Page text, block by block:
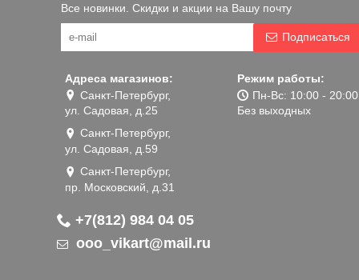
Все новинки. Скидки и акции на Вашу почту
Подписаться
Адреса магазинов:
Санкт-Петербург,
ул. Садовая, д.25
Санкт-Петербург,
ул. Садовая, д.59
Санкт-Петербург,
пр. Московский, д.31
Режим работы:
Пн-Вс: 10:00 - 20:00
Без выходных
+7(812) 984 04 05
ooo_vikart@mail.ru